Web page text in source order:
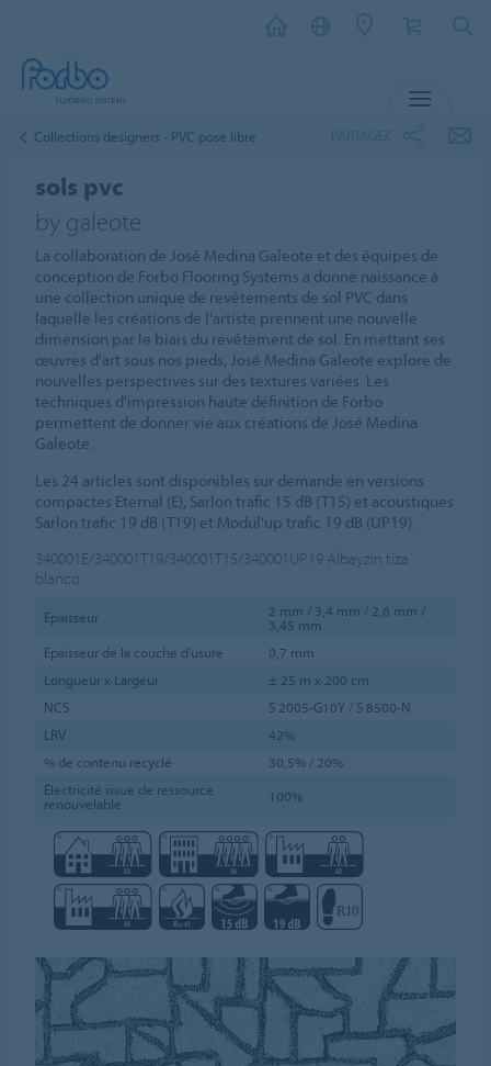
Collections designers - PVC pose libre
sols pvc
by galeote
La collaboration de José Medina Galeote et des équipes de
conception de Forbo Flooring Systems a donné naissance à
une collection unique de revêtements de sol PVC dans
laquelle les créations de l'artiste prennent une nouvelle
dimension par le biais du revêtement de sol. En mettant ses
œuvres d'art sous nos pieds, José Medina Galeote explore de
nouvelles perspectives sur des textures variées. Les
techniques d'impression haute définition de Forbo
permettent de donner vie aux créations de José Medina
Galeote.
Les 24 articles sont disponibles sur demande en versions
compactes Eternal (E), Sarlon trafic 15 dB (T15) et acoustiques
Sarlon trafic 19 dB (T19) et Modul'up trafic 19 dB (UP19).
340001E/340001T19/340001T15/340001UP19 Albayzin tiza
blanco
Épaisseur
2 mm / 3,4 mm / 2,6 mm /
3,45 mm
Epaisseur de la couche d'usure
0,7 mm
Longueur x Largeur
± 25 m x 200 cm
NCS
S 2005-G10Y / S 8500-N
LRV
42%
% de contenu recyclé
30,5% / 20%
Électricité issue de ressource
renouvelable
100%